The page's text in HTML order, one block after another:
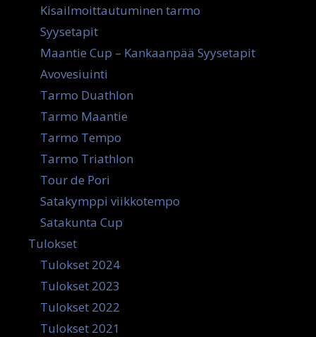
Kisailmoittautuminen tarmo
Syysetapit
Maantie Cup – Kankaanpää Syysetapit
Avovesiuinti
Tarmo Duathlon
Tarmo Maantie
Tarmo Tempo
Tarmo Triathlon
Tour de Pori
Satakymppi viikkotempo
Satakunta Cup
Tulokset
Tulokset 2024
Tulokset 2023
Tulokset 2022
Tulokset 2021